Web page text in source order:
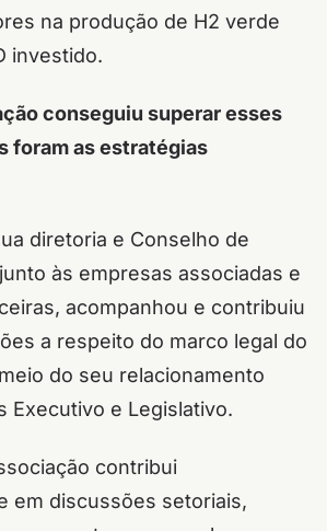
na produção de H2 verde
investido.
conseguiu superar esses
foram as estratégias
diretoria e Conselho de
às empresas associadas e
acompanhou e contribuiu
a respeito do marco legal do
do seu relacionamento
Executivo e Legislativo.
contribui
em discussões setoriais,